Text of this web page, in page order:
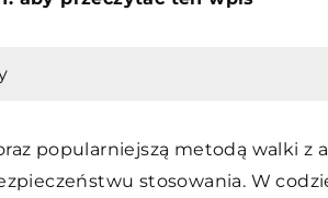
popularniejszą metodą walki z
stosowania. W